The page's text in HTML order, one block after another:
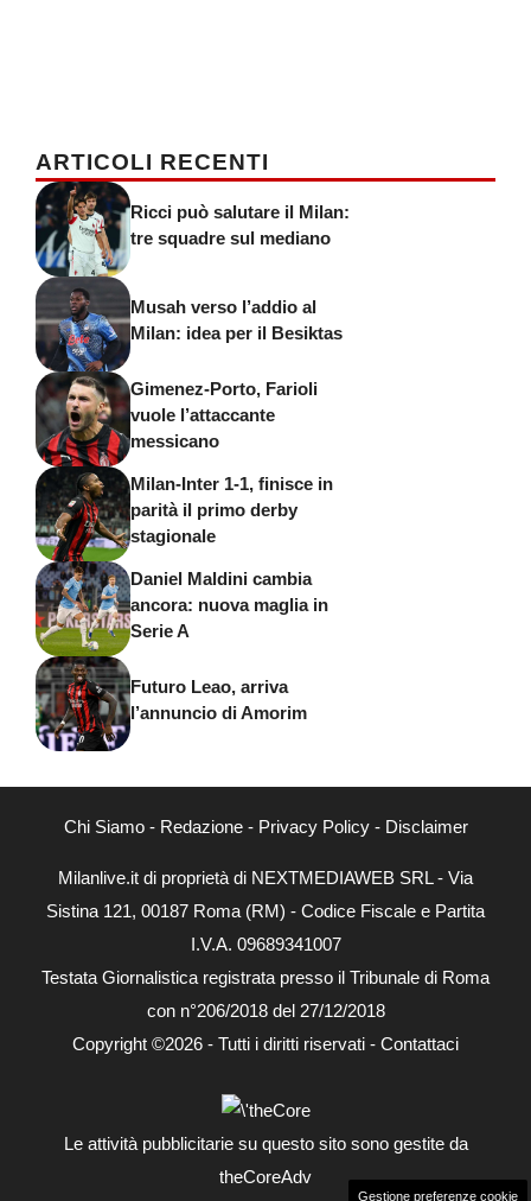
ARTICOLI RECENTI
Ricci può salutare il Milan:
tre squadre sul mediano
Musah verso l’addio al
Milan: idea per il Besiktas
Gimenez-Porto, Farioli
vuole l’attaccante
messicano
Milan-Inter 1-1, finisce in
parità il primo derby
stagionale
Daniel Maldini cambia
ancora: nuova maglia in
Serie A
Futuro Leao, arriva
l’annuncio di Amorim
Chi Siamo- Redazione- Privacy Policy- Disclaimer
Milanlive.it di proprietà di NEXTMEDIAWEB SRL - Via
Sistina 121, 00187 Roma (RM) - Codice Fiscale e Partita
I.V.A. 09689341007
Testata Giornalistica registrata presso il Tribunale di Roma
con n°206/2018 del 27/12/2018
Copyright ©2026 - Tutti i diritti riservati - Contattaci
Le attività pubblicitarie su questo sito sono gestite da
theCoreAdv
Gestione preferenze cookie